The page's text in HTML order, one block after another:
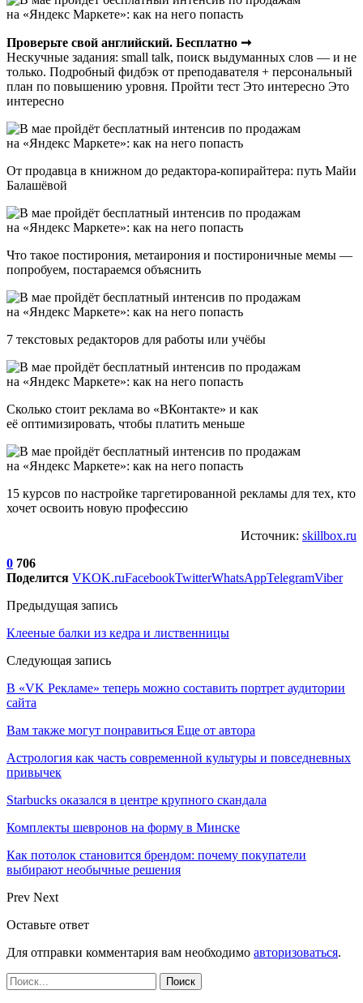
Проверьте свой английский. Бесплатно ➞
Нескучные задания: small talk, поиск выдуманных слов — и не
только. Подробный фидбэк от преподавателя + персональный
план по повышению уровня. Пройти тест Это интересно Это
интересно
От продавца в книжном до редактора-копирайтера: путь Майи
Балашёвой
Что такое постирония, метаирония и постироничные мемы —
попробуем, постараемся объяснить
7 текстовых редакторов для работы или учёбы
Сколько стоит реклама во «ВКонтакте» и как
её оптимизировать, чтобы платить меньше
15 курсов по настройке таргетированной рекламы для тех, кто
хочет освоить новую профессию
Источник: skillbox.ru
0 706
Поделится VKOK.ruFacebookTwitterWhatsAppTelegramViber
Предыдущая запись
Клееные балки из кедра и лиственницы
Следующая запись
В «VK Рекламе» теперь можно составить портрет аудитории
сайта
Вам также могут понравиться Еще от автора
Астрология как часть современной культуры и повседневных
привычек
Starbucks оказался в центре крупного скандала
Комплекты шевронов на форму в Минске
Как потолок становится брендом: почему покупатели
выбирают необычные решения
Prev Next
Оставьте ответ
Для отправки комментария вам необходимо авторизоваться.